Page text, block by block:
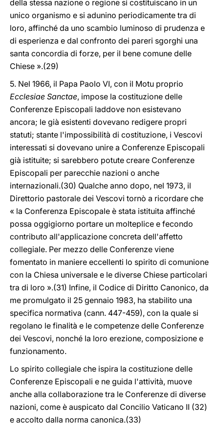
della stessa nazione o regione si costituiscano in un
unico organismo e si adunino periodicamente tra di
loro, affinché da uno scambio luminoso di prudenza e
di esperienza e dal confronto dei pareri sgorghi una
santa concordia di forze, per il bene comune delle
Chiese ».(29)
5. Nel 1966, il Papa Paolo VI, con il Motu proprio
Ecclesiae Sanctae, impose la costituzione delle
Conferenze Episcopali laddove non esistevano
ancora; le già esistenti dovevano redigere propri
statuti; stante l'impossibilità di costituzione, i Vescovi
interessati si dovevano unire a Conferenze Episcopali
già istituite; si sarebbero potute creare Conferenze
Episcopali per parecchie nazioni o anche
internazionali.(30) Qualche anno dopo, nel 1973, il
Direttorio pastorale dei Vescovi tornò a ricordare che
« la Conferenza Episcopale è stata istituita affinché
possa oggigiorno portare un molteplice e fecondo
contributo all'applicazione concreta dell'affetto
collegiale. Per mezzo delle Conferenze viene
fomentato in maniere eccellenti lo spirito di comunione
con la Chiesa universale e le diverse Chiese particolari
tra di loro ».(31) Infine, il Codice di Diritto Canonico, da
me promulgato il 25 gennaio 1983, ha stabilito una
specifica normativa (cann. 447-459), con la quale si
regolano le finalità e le competenze delle Conferenze
dei Vescovi, nonché la loro erezione, composizione e
funzionamento.
Lo spirito collegiale che ispira la costituzione delle
Conferenze Episcopali e ne guida l'attività, muove
anche alla collaborazione tra le Conferenze di diverse
nazioni, come è auspicato dal Concilio Vaticano II (32)
e accolto dalla norma canonica.(33)